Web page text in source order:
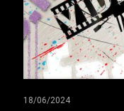
18/06/2024